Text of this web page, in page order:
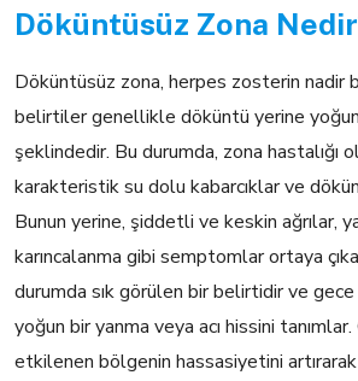
Döküntüsüz Zona
Döküntüsüz zona, herpes zosterin nadir
belirtiler genellikle döküntü yerine
şeklindedir. Bu durumda, zona hastalığı
karakteristik su dolu kabarcıklar ve
Bunun yerine, şiddetli ve keskin ağrılar,
karıncalanma gibi semptomlar ortaya
durumda sık görülen bir belirtidir ve
yoğun bir yanma veya acı hissini tanımlar.
etkilenen bölgenin hassasiyetini